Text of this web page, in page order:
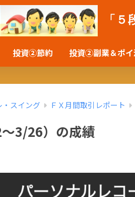
「５
投資②節約 投資②副業＆ポイ
スイング ＦＸ月間取引レポート
3/26）の成績